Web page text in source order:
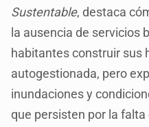
Sustentable, destaca
la ausencia de servicios
habitantes construir sus
autogestionada, pero
inundaciones y
que persisten por la